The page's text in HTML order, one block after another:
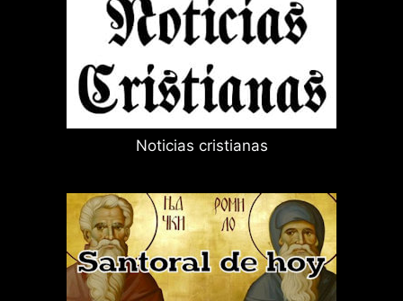
Noticias cristianas